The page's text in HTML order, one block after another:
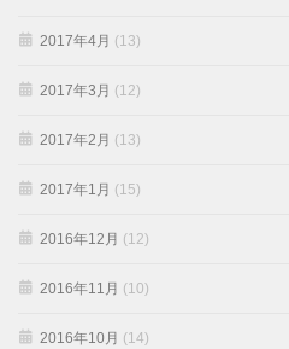
2017年4月 (13)
2017年3月 (12)
2017年2月 (13)
2017年1月 (15)
2016年12月 (12)
2016年11月 (10)
2016年10月 (14)